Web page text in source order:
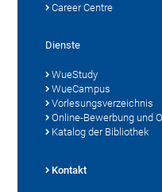
Career Centre
Dienste
WueStudy
WueCampus
Vorlesungsverzeichnis
Online-Bewerbung und
Katalog der Bibliothek
Kontakt